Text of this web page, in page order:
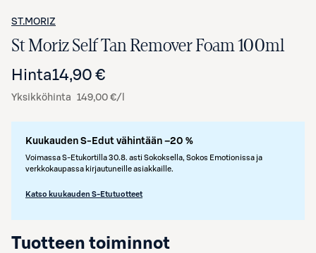
ST.MORIZ
St Moriz Self Tan Remover Foam 100ml
Hinta14,90 €
Yksikköhinta 149,00 €/l
Kuukauden S-Edut vähintään –20 %
Voimassa S-Etukortilla 30.8. asti Sokoksella, Sokos Emotionissa ja
verkkokaupassa kirjautuneille asiakkaille.
Katso kuukauden S-Etutuotteet
Tuotteen toiminnot